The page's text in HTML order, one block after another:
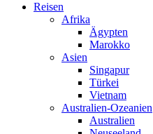
Reisen
Afrika
Ägypten
Marokko
Asien
Singapur
Türkei
Vietnam
Australien-Ozeanien
Australien